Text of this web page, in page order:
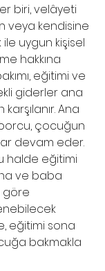
biri, velâyeti
veya kendisine
ile uygun kişisel
hakkına
eğitimi ve
giderler ana
Ana
çocuğun
devam eder.
halde eğitimi
ve baba
göre
eğitimi sona
bakmakla